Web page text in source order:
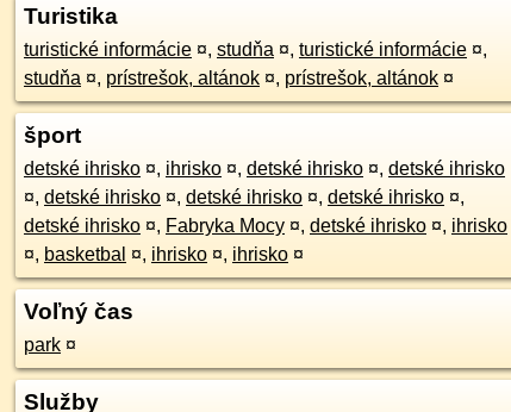
Turistika
turistické informácie ¤, studňa ¤, turistické informácie ¤,
studňa ¤, prístrešok, altánok ¤, prístrešok, altánok ¤
šport
detské ihrisko ¤, ihrisko ¤, detské ihrisko ¤, detské ihrisko
¤, detské ihrisko ¤, detské ihrisko ¤, detské ihrisko ¤,
detské ihrisko ¤, Fabryka Mocy ¤, detské ihrisko ¤, ihrisko
¤, basketbal ¤, ihrisko ¤, ihrisko ¤
Voľný čas
park ¤
Služby